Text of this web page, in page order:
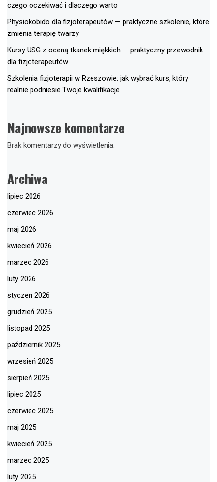
czego oczekiwać i dlaczego warto
Physiokobido dla fizjoterapeutów — praktyczne szkolenie, które
zmienia terapię twarzy
Kursy USG z oceną tkanek miękkich — praktyczny przewodnik
dla fizjoterapeutów
Szkolenia fizjoterapii w Rzeszowie: jak wybrać kurs, który
realnie podniesie Twoje kwalifikacje
Najnowsze komentarze
Brak komentarzy do wyświetlenia.
Archiwa
lipiec 2026
czerwiec 2026
maj 2026
kwiecień 2026
marzec 2026
luty 2026
styczeń 2026
grudzień 2025
listopad 2025
październik 2025
wrzesień 2025
sierpień 2025
lipiec 2025
czerwiec 2025
maj 2025
kwiecień 2025
marzec 2025
luty 2025